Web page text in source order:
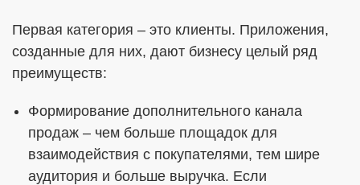
Первая категория – это клиенты. Приложения,
созданные для них, дают бизнесу целый ряд
преимуществ:
Формирование дополнительного канала
продаж – чем больше площадок для
взаимодействия с покупателями, тем шире
аудитория и больше выручка. Если